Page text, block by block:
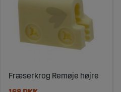
Fræserkrog Remøje højre